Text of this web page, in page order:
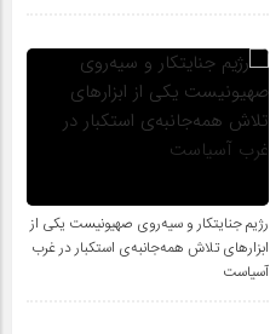
رژیم جنایتکار و سیه‌‌روی صهیونیست یکی از
ابزارهای تلاش همه‌جانبه‌ی استکبار در غرب
آسیاست